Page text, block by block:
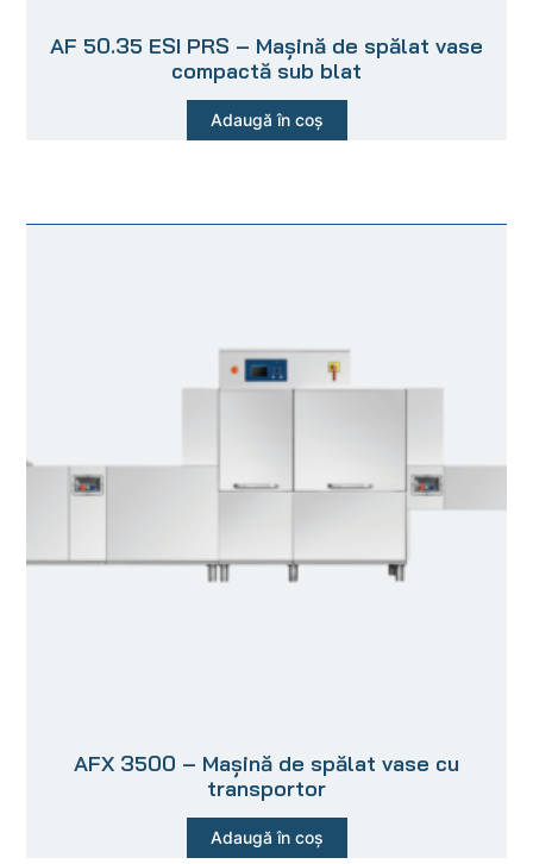
AF 50.35 ESI PRS – Mașină de spălat vase
compactă sub blat
Adaugă în coș
AFX 3500 – Mașină de spălat vase cu
transportor
Adaugă în coș